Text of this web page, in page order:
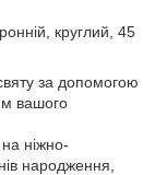
круглий, 45
за допомогою
вашого
ніжно-
народження,